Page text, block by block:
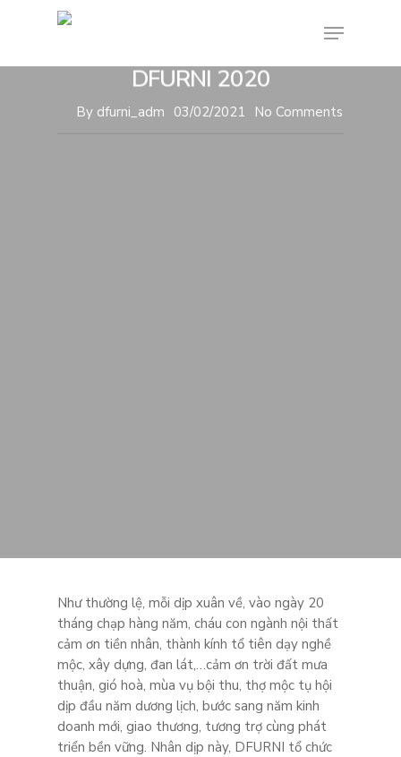
DFURNI 2020
By dfurni_adm 03/02/2021 No Comments
Như thường lệ, mỗi dịp xuân về, vào ngày 20
tháng chạp hàng năm, cháu con ngành nội thất
cảm ơn tiền nhân, thành kính tổ tiên dạy nghề
mộc, xây dựng, đan lát,…cảm ơn trời đất mưa
thuận, gió hoà, mùa vụ bội thu, thợ mộc tụ hội
dịp đầu năm dương lịch, bước sang năm kinh
doanh mới, giao thương, tương trợ cùng phát
triển bền vững. Nhân dịp này, DFURNI tổ chức